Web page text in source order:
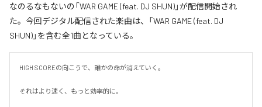
なのるなもないの「WAR GAME (feat. DJ SHUN)」が配信開始され
た。今回デジタル配信された楽曲は、「WAR GAME (feat. DJ
SHUN)」を含む全1曲となっている。
HIGH SCOREの向こうで、誰かの命が消えていく。
それはより速く、もっと効率的に。